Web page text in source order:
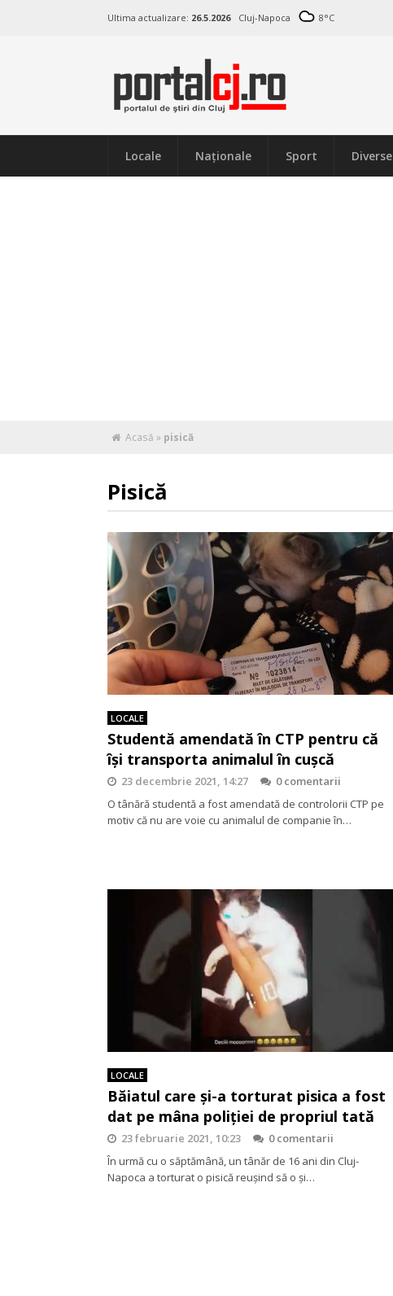
Ultima actualizare: 26.5.2026 Cluj-Napoca 8°C
Locale Naţionale Sport Diverse
Acasă » pisică
Pisică
LOCALE
Studentă amendată în CTP pentru că
își transporta animalul în cușcă
23 decembrie 2021, 14:27
0 comentarii
O tânără studentă a fost amendată de controlorii CTP pe
motiv că nu are voie cu animalul de companie în…
LOCALE
Băiatul care și-a torturat pisica a fost
dat pe mâna poliției de propriul tată
23 februarie 2021, 10:23
0 comentarii
În urmă cu o săptămână, un tânăr de 16 ani din Cluj-
Napoca a torturat o pisică reușind să o și…